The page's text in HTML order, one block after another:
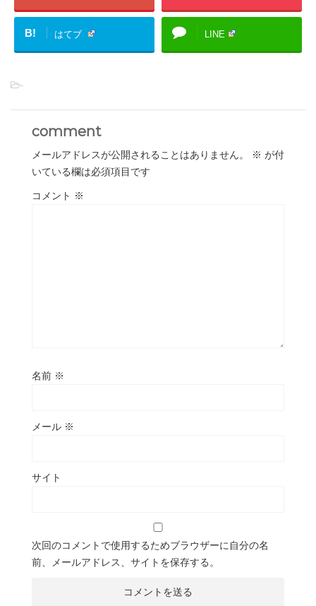
B! はてブ LINE
-
comment
メールアドレスが公開されることはありません。 ※ が付
いている欄は必須項目です
コメント ※
名前 ※
メール ※
サイト
次回のコメントで使用するためブラウザーに自分の名
前、メールアドレス、サイトを保存する。